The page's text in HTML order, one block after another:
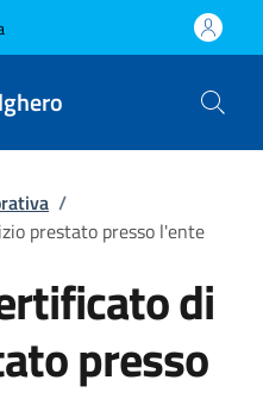
/
prestato presso l'ente
di
presso